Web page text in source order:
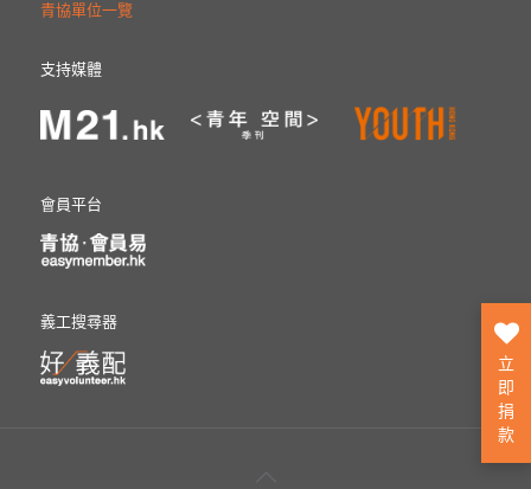
青協單位一覽
支持媒體
會員平台
義工搜尋器
立
即
捐
款